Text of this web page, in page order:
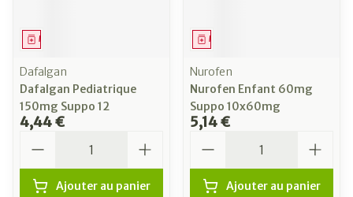
Médicament
Dafalgan
Dafalgan Pediatrique
150mg Suppo 12
4,44 €
Ajouter au panier
Médicament
Nurofen
Nurofen Enfant 60mg
Suppo 10x60mg
5,14 €
Ajouter au panier